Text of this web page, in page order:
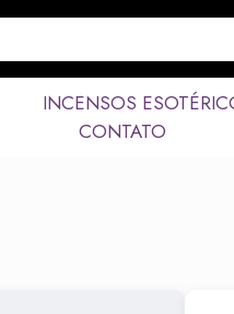
INCENSOS
CONTATO